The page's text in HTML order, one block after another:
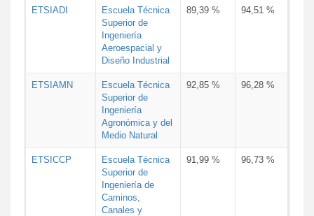
ETSIADI
Escuela Técnica
Superior de
Ingeniería
Aeroespacial y
Diseño Industrial
89,39 % 94,51 %
ETSIAMN
Escuela Técnica
Superior de
Ingeniería
Agronómica y del
Medio Natural
92,85 % 96,28 %
ETSICCP
Escuela Técnica
Superior de
Ingeniería de
Caminos,
Canales y
91,99 % 96,73 %